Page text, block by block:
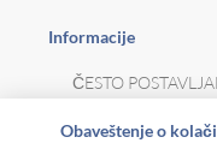
Informacije
ČESTO
Obaveštenje o